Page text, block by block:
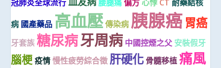
冠肺炎全球流行
腰腿痛 偏方 心悸 CT 耐藥結核
病 國產藥品 高血壓 傳染病 胰腺癌 胃癌
牙套族 糖尿病牙周病 中國控煙之父 安裝假牙
腦梗 疫情 慢性疲勞綜合徵 肝硬化 骨髓移植 痛風